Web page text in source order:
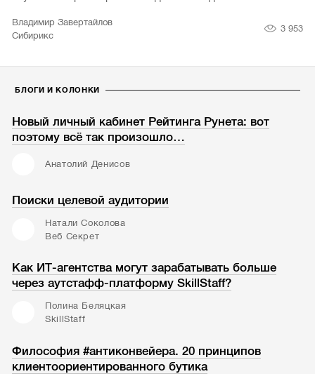
Владимир Завертайлов
Сибирикс
3 953
БЛОГИ И КОЛОНКИ
Новый личный кабинет Рейтинга Рунета: вот
поэтому всё так произошло…
Анатолий Денисов
Поиски целевой аудитории
Натали Соколова
Веб Секрет
Как ИТ-агентства могут зарабатывать больше
через аутстафф-платформу SkillStaff?
Полина Беляцкая
SkillStaff
Философия #антиконвейера. 20 принципов
клиентоориентированного бутика